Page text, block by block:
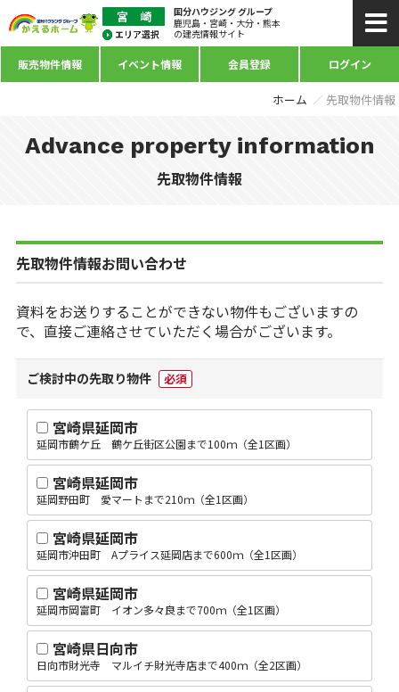
国分ハウジング グループ
鹿児島・宮崎・大分・熊本
の建売情報サイト
販売物件情報 イベント情報 会員登録 ログイン
ホーム 先取物件情報
Advance property information
先取物件情報
先取物件情報お問い合わせ
資料をお送りすることができない物件もございますの
で、直接ご連絡させていただく場合がございます。
ご検討中の先取り物件 必須
宮崎県延岡市
延岡市鶴ケ丘 鶴ケ丘街区公園まで100ｍ（全1区画）
宮崎県延岡市
延岡野田町 愛マートまで210ｍ（全1区画）
宮崎県延岡市
延岡市沖田町 Aプライス延岡店まで600ｍ（全1区画）
宮崎県延岡市
延岡市岡富町 イオン多々良まで700ｍ（全1区画）
宮崎県日向市
日向市財光寺 マルイチ財光寺店まで400ｍ（全2区画）